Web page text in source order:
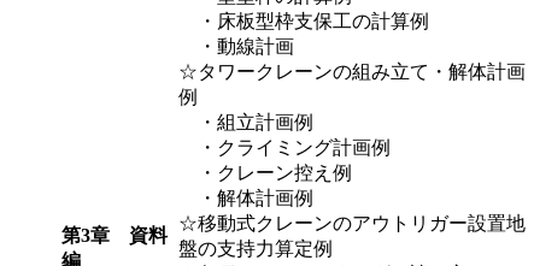
第3章 資料
編
・床板型枠支保工の計算例
・動線計画
☆タワークレーンの組み立て・解体計画
例
・組立計画例
・クライミング計画例
・クレーン控え例
・解体計画例
☆移動式クレーンのアウトリガー設置地
盤の支持力算定例